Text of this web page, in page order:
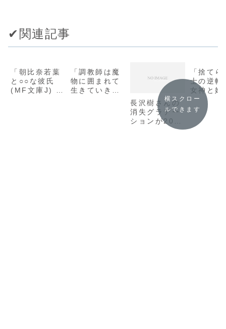
✔︎関連記事
「朝比奈若葉
と○○な彼氏
(MF文庫J) /
「調教師は魔
物に囲まれて
生きていきま
長沢樹さんの
消失グラデー
ションが2021
年の200冊目
「捨て
士の逆
女神と始
第二の人
伝説級の
だった
ーガフォ
横スクロー
ルできます